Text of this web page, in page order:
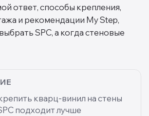
ответ, способы крепления,
и рекомендации My Step,
SPC, а когда стеновые
кварц-винил на стены
подходит лучше